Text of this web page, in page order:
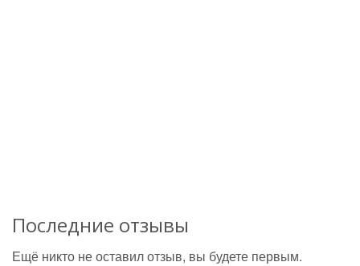
Последние отзывы
Ещё никто не оставил отзыв, вы будете первым.